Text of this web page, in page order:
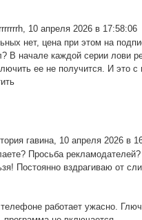
, 10 апреля 2026 в 17:58:06
нет, цена при этом на
В начале каждой серии лови
ее не получится. И это с
гавина, 10 апреля 2026 в
Просьба
Постоянно вздрагиваю от
работает ужасно.